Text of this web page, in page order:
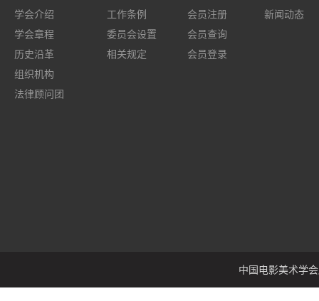
学会介绍
学会章程
历史沿革
组织机构
法律顾问团
工作条例
委员会设置
相关规定
会员注册
会员查询
会员登录
新闻动态
中国电影美术学